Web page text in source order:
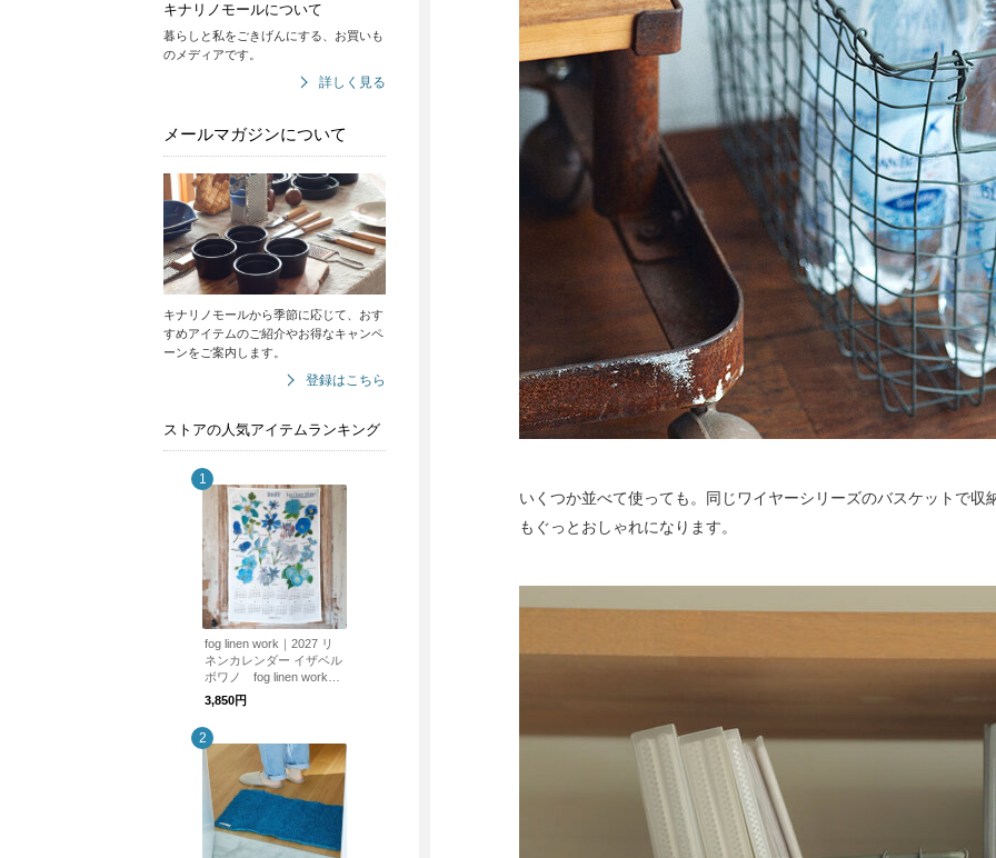
キナリノモールについて
暮らしと私をごきげんにする、お買いも
のメディアです。
詳しく見る
メールマガジンについて
キナリノモールから季節に応じて、おす
すめアイテムのご紹介やお得なキャンペ
ーンをご案内します。
登録はこちら
ストアの人気アイテムランキング
fog linen work｜2027 リ
ネンカレンダー イザベル
ボワノ fog linen work
フォグリネンワーク
3,850円
いくつか並べて使っても。同じワイヤーシリーズのバスケットで収
もぐっとおしゃれになります。